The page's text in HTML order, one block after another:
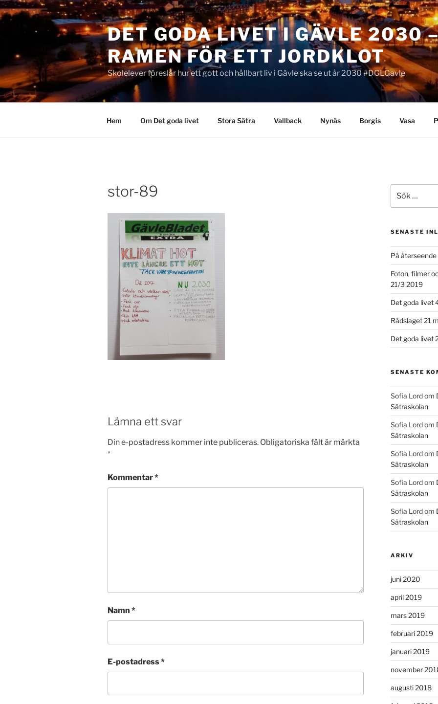
Hoppa
till
DET GODA LIVET I GÄVLE 2030
RAMEN FÖR ETT JORDKLOT
Skolelever föreslår hur ett gott och hållbart liv i Gävle ska se ut år 2030 #DGLGavle
Hem Om Det goda livet Stora Sätra Vallback Nynäs Borgis Vasa
stor-89
Lämna ett svar
Din e-postadress kommer inte publiceras. Obligatoriska fält är märkta
*
Kommentar*
Namn *
E-postadress*
efter:
SENASTE
På
Foton, filmer
21/3 2019
Det goda livet
Rådslaget 21
Det goda livet
SENASTE
Sofia Lordom
Sätraskolan
Sofia Lordom
Sätraskolan
Sofia Lordom
Sätraskolan
Sofia Lordom
Sätraskolan
Sofia Lordom
Sätraskolan
ARKIV
juni 2020
april 2019
mars 2019
februari 2019
januari 2019
november
augusti 2018